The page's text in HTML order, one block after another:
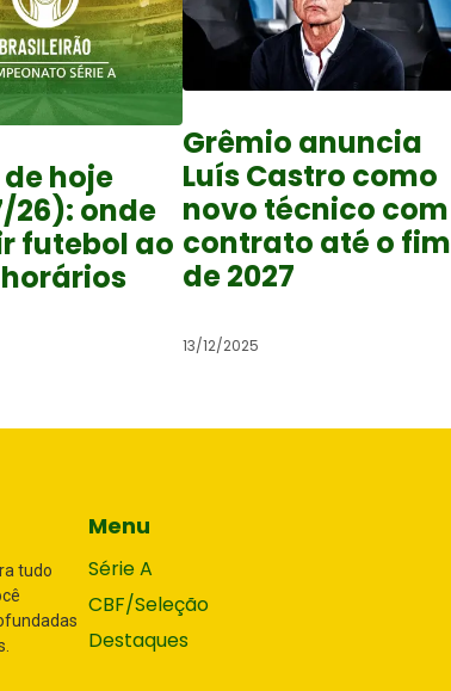
hoje
26): onde
futebol ao
Grêmio anuncia
Luís Castro como
novo técnico com
contrato até o fim
de 2027
13/12/2025
tudo
Menu
Série A
CBF/Seleção
Destaques